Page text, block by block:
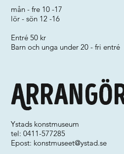
Ystads konstmuseum
tel: 0411-577285
Epost: konstmuseet@ystad.se
mån - fre 10 -17
lör - sön 12 -16
Entré 50 kr
Barn och unga under 20 - fri entré